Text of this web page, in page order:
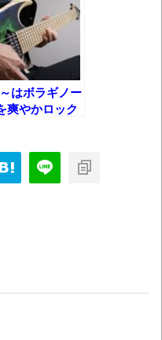
飛行家 太平洋横断
で好演技www当たり
くさん
メガネ美人ナース
」メガネ美人ナース
懇願したら・・・
ったのか
せ
～はボラギノー
爽やかロック